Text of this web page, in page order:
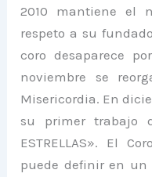
2010 mantiene el
respeto a su
coro desaparece
noviembre se
Misericordia. En
su primer trabajo
ESTRELLAS». El
puede definir en